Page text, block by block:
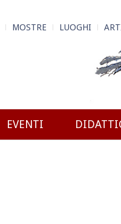
MOSTRE LUOGHI
EVENTI